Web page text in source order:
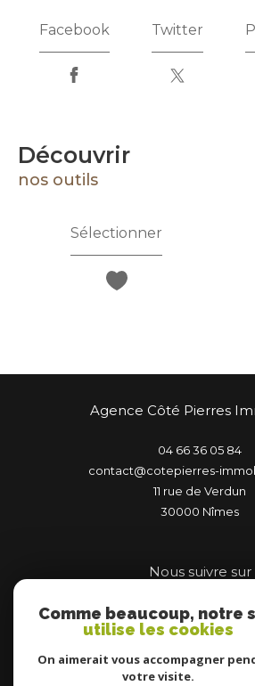
Facebook Twitter
découvrir
nos outils
Sélectionner
Agence Côté Pierres
04 66 36 05 84
contact@cotepierres-
11 rue de Verdun
30000
nîmes
Nous suivre sur
Comme beaucoup, notre
utilise les cookies
On aimerait vous accompagner
votre visite.